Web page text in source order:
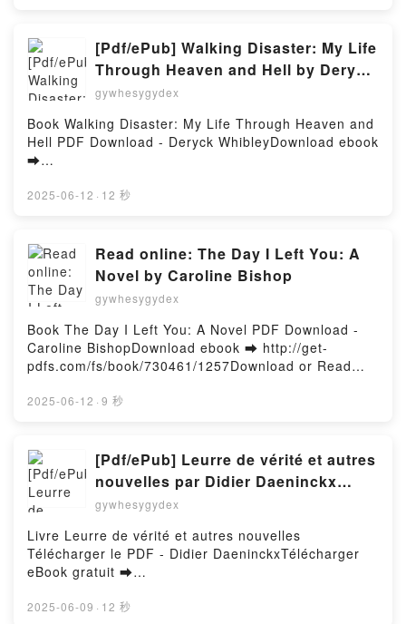
er ou lire en ligne Le kit de l'apprenti mangaka -
Tout pour créer ses premiers personnages mangas -
Avec 10 feuilles de papier layout, 1 feutre à alcool
noir, 1 feutre à alcool blender, 1 feutre à alcool gris,
1 fineliner, 1 crayon graphite et 1 gomme Livre
gratuit (PDF ePub Mobi) pan Medzi-O.Le kit de
l'apprenti mangaka - Tout pour créer ses premiers
layout, 1 feutre à alcool noir, 1 feutre à alcool
l'apprenti mangaka - Tout pour créer ses premiers
personnages mangas - Avec 10 feuilles de papier
layout, 1 feutre à alcool noir, 1 feutre à alcool
blender, 1 feutre à alcool gris, 1 fineliner, 1 crayon
l'apprenti mangaka - Tout pour créer ses premiers
personnages mangas - Avec 10 feuilles de papier
layout, 1 feutre à alcool noir, 1 feutre à alcool
graphite et 1 gomme Medzi-O Lire en ligne , Le kit
papier layout, 1 feutre à alcool noir, 1 feutre à alcool
blender, 1 feutre à alcool gris, 1 fineliner, 1 crayon
graphite et 1 gomme Medzi-O Audiobook, Le kit de
l'apprenti mangaka - Tout pour créer ses premiers
personnages mangas - Avec 10 feuilles de papier
layout, 1 feutre à alcool noir, 1 feutre à alcool
blender, 1 feutre à alcool gris, 1 fineliner, 1 crayon
mangaka - Tout pour créer ses premiers
[Pdf/ePub] Walking Disaster: My Life
Through Heaven and Hell by Deryck
Whibley download ebook
gywhesygydex
Book Walking Disaster: My Life Through Heaven and
Hell PDF Download - Deryck WhibleyDownload ebook
➡
d or Read Online Walking Disaster: My Life Through
Heaven and Hell Deryck Whibley PDF, Walking
Disaster: My Life Through Heaven and Hell Deryck
Whibley Epub, Walking Disaster: My Life Through
Heaven and Hell Deryck Whibley Read Online,
Walking Disaster: My Life Through Heaven and Hell
Deryck Whibley Audiobook, Walking Disaster: My Life
Through Heaven and Hell Deryck Whibley VK,
Walking Disaster: My Life Through Heaven and Hell
Deryck Whibley Kindle, Walking Disaster: My Life
Deryck Whibley Free DownloadPowered by Firstory
Hosting
2025-06-12 · 12 秒
Read online: The Day I Left You: A
Novel by Caroline Bishop
gywhesygydex
Book The Day I Left You: A Novel PDF Download -
Caroline BishopDownload ebook ➡ http://get-
pdfs.com/fs/book/730461/1257Download or Read
ePub Mobi) by Caroline BishopThe Day I Left You: A
Novel Caroline Bishop Read Online, The Day I Left
You: A Novel Caroline Bishop Audiobook, The Day I
Left You: A Novel Caroline Bishop VK, The Day I Left
You: A Novel Caroline Bishop Kindle, The Day I Left
You: A Novel Caroline Bishop Epub VK, The Day I
Left You: A Novel Caroline Bishop Free
DownloadPowered by Firstory Hosting
2025-06-12 · 9 秒
[Pdf/ePub] Leurre de vérité et autres
nouvelles par Didier Daeninckx
téléchargement ebook
gywhesygydex
Livre Leurre de vérité et autres nouvelles
Télécharger le PDF - Didier DaeninckxTélécharger
eBook gratuit ➡
rger ou lire en ligne Leurre de vérité et autres
2025-06-09 · 12 秒